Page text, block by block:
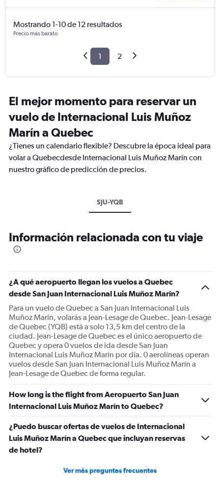
Mostrando 1-10 de 12 resultados
Precio más barato
1 2
El mejor momento para reservar un
vuelo de Internacional Luis Muñoz
Marín a Quebec
¿Tienes un calendario flexible? Descubre la época ideal para
volar a Quebecdesde Internacional Luis Muñoz Marín con
nuestro gráfico de predicción de precios.
SJU-YQB
Información relacionada con tu viaje
¿A qué aeropuerto llegan los vuelos a Quebec
desde San Juan Internacional Luis Muñoz Marín?
Para un vuelo de Quebec a San Juan Internacional Luis
Muñoz Marín, volarás a Jean-Lesage de Quebec. Jean-Lesage
de Quebec (YQB) está a solo 13,5 km del centro de la
ciudad. Jean-Lesage de Quebec es el único aeropuerto de
Quebec y opera 0 vuelos de ida desde San Juan
Internacional Luis Muñoz Marín por día. 0 aerolíneas operan
vuelos desde San Juan Internacional Luis Muñoz Marín a
Jean-Lesage de Quebec de forma regular.
How long is the flight from Aeropuerto San Juan
Internacional Luis Muñoz Marín to Quebec?
¿Puedo buscar ofertas de vuelos de Internacional
Luis Muñoz Marín a Quebec que incluyan reservas
de hotel?
Ver más preguntas frecuentes